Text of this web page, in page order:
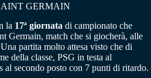
GERMAIN
la 17ª giornata di campionato che
Germain, match che si giocherà, alle
partita molto attesa visto che di
della classe, PSG in testa al
al secondo posto con 7 punti di ritardo.